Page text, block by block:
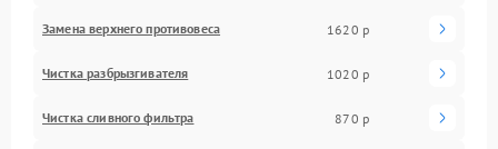
Замена верхнего противовеса 1620 р
Чистка разбрызгивателя 1020 р
Чистка сливного фильтра 870 р